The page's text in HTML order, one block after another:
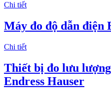
Chi tiết
Máy đo độ dẫn điện
Chi tiết
Thiết bị đo lưu
Endress Hauser